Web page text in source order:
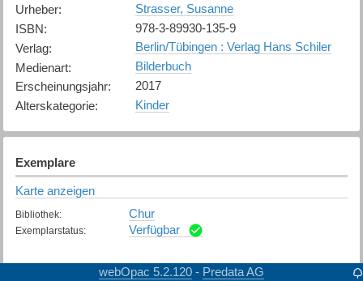
Urheber:
Strasser, Susanne
ISBN:
978-3-89930-135-9
Verlag:
Berlin/Tübingen : Verlag Hans Schiler
Medienart:
Bilderbuch
Erscheinungsjahr:
2017
Alterskategorie: Kinder
Exemplare
Karte anzeigen
Bibliothek: Chur
Exemplarstatus: Verfügbar
webOpac 5.2.120 - Predata AG